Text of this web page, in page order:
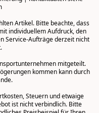
Artikel. Bitte beachte, dass
individuellem Aufdruck, den
Service-Aufträge derzeit nicht
mitgeteilt.
kommen kann durch
Steuern und etwaige
ist nicht verbindlich. Bitte